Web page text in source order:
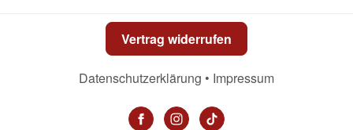
Vertrag widerrufen
Datenschutzerklärung • Impressum